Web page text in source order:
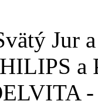
Jur
a